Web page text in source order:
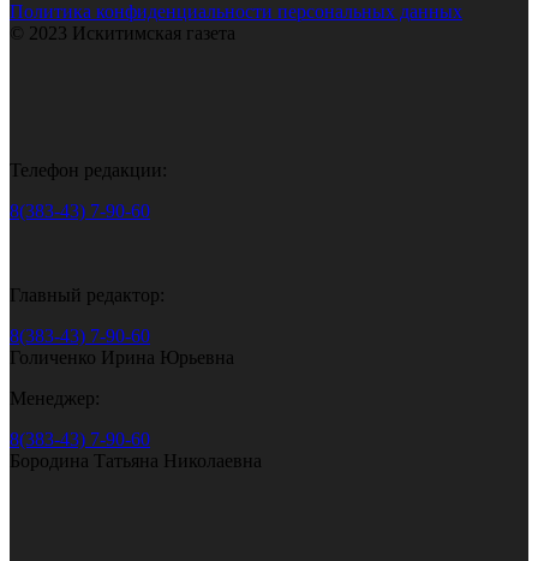
Политика конфиденциальности персональных данных
© 2023 Искитимская газета
Телефон редакции:
8(383-43) 7-90-60
Главный редактор:
8(383-43) 7-90-60
Голиченко Ирина Юрьевна
Менеджер:
8(383-43) 7-90-60
Бородина Татьяна Николаевна